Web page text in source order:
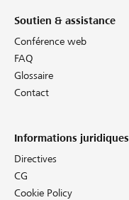
Soutien & assistance
Conférence web
FAQ
Glossaire
Contact
Informations juridiques
Directives
CG
Cookie Policy